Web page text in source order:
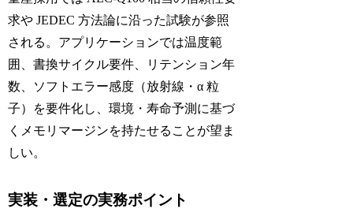
求や JEDEC 方法論に沿った試験が参照
される。アプリケーションでは温度範
囲、書換サイクル要件、リテンション年
数、ソフトエラー感度（放射線・α 粒
子）を要件化し、環境・寿命予測に基づ
くメモリマージンを持たせることが望ま
しい。
実装・選定の実務ポイント